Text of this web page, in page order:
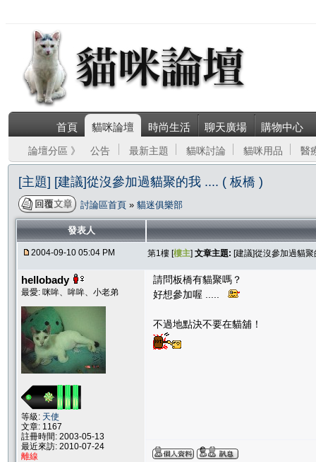
首頁 貓咪論壇 時尚生活 聊天廣場 購物中心
論壇分區 》 公告 最新主題 貓咪討論 貓咪用品 醫
[主題] [建議]從沒參加過貓聚的我 .... ( 板橋 )
討論區首頁 » 貓迷俱樂部
發表人
2004-09-10 05:04 PM 第1樓 [樓主] 文章主題: [建議]從沒參加過貓
hellobady
最愛: 咪哞、哞哞、小老弟
等級: 天使
文章: 1167
註冊時間: 2003-05-13
最近來訪: 2010-07-24
離線
請問板橋有貓聚嗎？
好想參加喔 .....
不過地點決不要在貓舖！